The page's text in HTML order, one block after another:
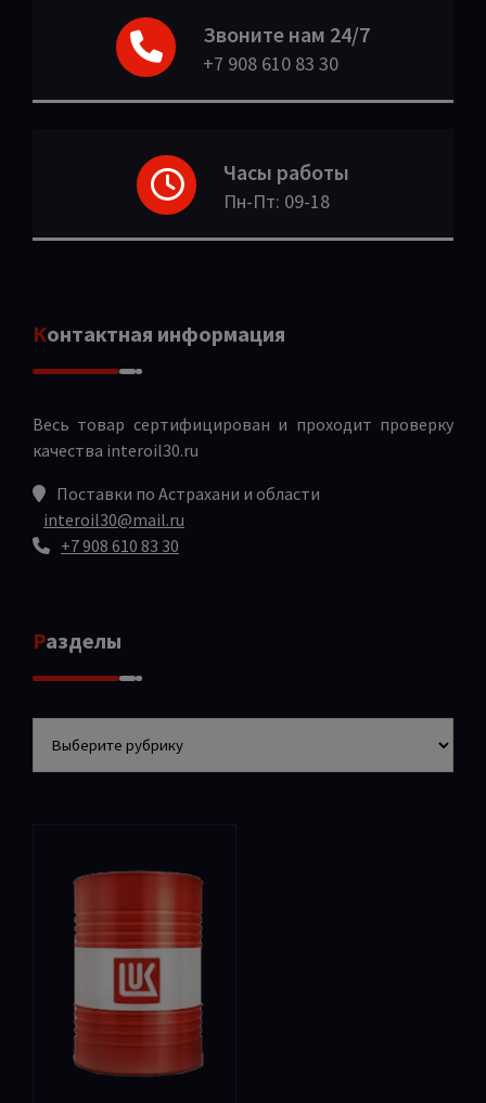
Звоните нам 24/7
+7 908 610 83 30
Часы работы
Пн-Пт: 09-18
Контактная информация
Весь товар сертифицирован и проходит проверку
качества interoil30.ru
Поставки по Астрахани и области
interoil30@mail.ru
+7 908 610 83 30
Разделы